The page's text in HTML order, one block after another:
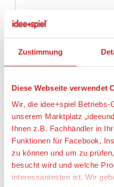
Zustimmung
Diese Webseite verwendet
Wir, die idee+spiel Betriebs-
unserem Marktplatz
Ihnen z.B. Fachhändler in
Funktionen für Facebook,
zu können und um zu
besucht wird und welche
interessantesten ist. Wir
Geeignetes Alter
Ab 5 Jahre
Hersteller:
geobra Brandstätter
Brandstätterstraße 2 -
Deutschland, https://
service@playmobil.de
Warnhinweise
Achtung! Nicht für